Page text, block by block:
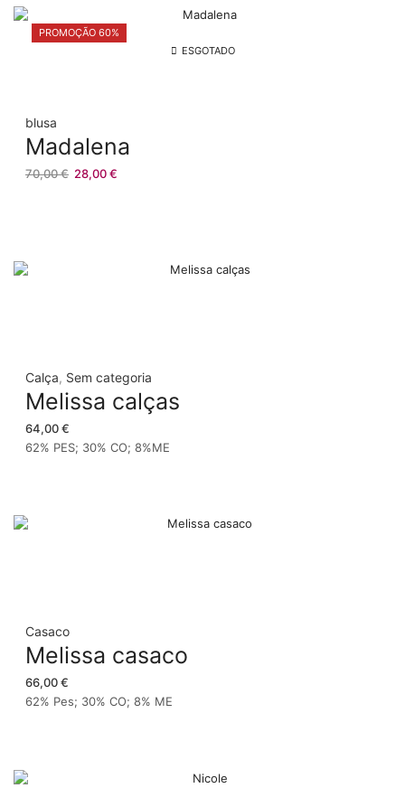
ESGOTADO
PROMOÇÃO 60%
blusa
Madalena
70,00€ O
28,00€
Calça, Sem categoria
Melissa calças
64,00€
62% PES; 30% CO; 8%ME
Casaco
Melissa casaco
66,00€
62% Pes; 30% CO; 8% ME